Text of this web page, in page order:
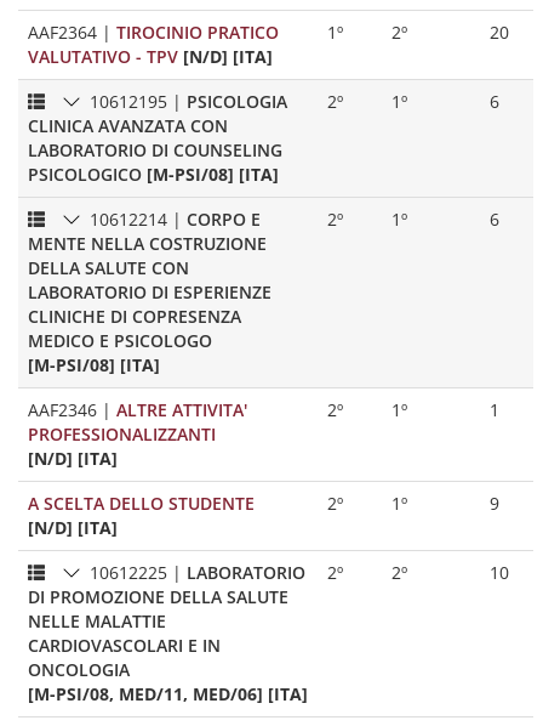
AAF2364 | TIROCINIO PRATICO
VALUTATIVO - TPV [N/D] [ITA]
1º 2º 20
10612195 | PSICOLOGIA
CLINICA AVANZATA CON
LABORATORIO DI COUNSELING
PSICOLOGICO [M-PSI/08] [ITA]
2º 1º 6
10612214 | CORPO E
MENTE NELLA COSTRUZIONE
DELLA SALUTE CON
LABORATORIO DI ESPERIENZE
CLINICHE DI COPRESENZA
MEDICO E PSICOLOGO
[M-PSI/08] [ITA]
2º 1º 6
AAF2346 | ALTRE ATTIVITA'
PROFESSIONALIZZANTI
[N/D] [ITA]
2º 1º 1
A SCELTA DELLO STUDENTE
[N/D] [ITA]
2º 1º 9
10612225 | LABORATORIO
DI PROMOZIONE DELLA SALUTE
NELLE MALATTIE
CARDIOVASCOLARI E IN
ONCOLOGIA
[M-PSI/08, MED/11, MED/06] [ITA]
2º 2º 10